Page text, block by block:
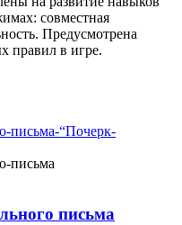
совместная
Предусмотрена
правил в игре.
письма